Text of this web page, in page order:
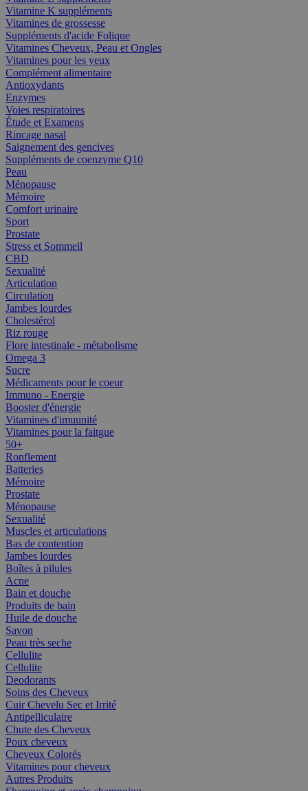
Vitamine K suppléments
Vitamines de grossesse
Suppléments d'acide Folique
Vitamines Cheveux, Peau et Ongles
Vitamines pour les yeux
Complément alimentaire
Antioxydants
Enzymes
Voies respiratoires
Étude et Examens
Rincage nasal
Saignement des gencives
Suppléments de coenzyme Q10
Peau
Ménopause
Mémoire
Comfort urinaire
Sport
Prostate
Stress et Sommeil
CBD
Sexualité
Articulation
Circulation
Jambes lourdes
Cholestérol
Riz rouge
Flore intestinale - métabolisme
Omega 3
Sucre
Médicaments pour le coeur
Immuno - Energie
Booster d'énergie
Vitamines d'imuunité
Vitamines pour la faitgue
50+
Ronflement
Batteries
Mémoire
Prostate
Ménopause
Sexualité
Muscles et articulations
Bas de contention
Jambes lourdes
Boîtes à pilules
Acne
Bain et douche
Produits de bain
Huile de douche
Savon
Peau très seche
Cellulite
Cellulite
Deodorants
Soins des Cheveux
Cuir Chevelu Sec et Irrité
Antipelliculaire
Chute des Cheveux
Poux cheveux
Cheveux Colorés
Vitamines pour cheveux
Autres Produits